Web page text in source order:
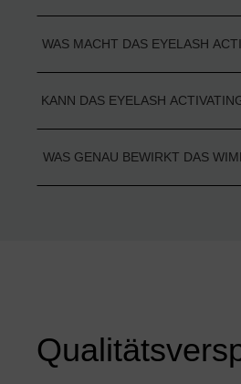
WAS MACHT DAS EYELASH
KANN DAS EYELASH
WAS GENAU BEWIRKT DAS